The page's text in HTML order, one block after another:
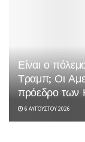
Είναι ο
Τραμπ; Οι
πρόεδρο
6 ΑΥΓΟΎΣΤΟΥ 2026